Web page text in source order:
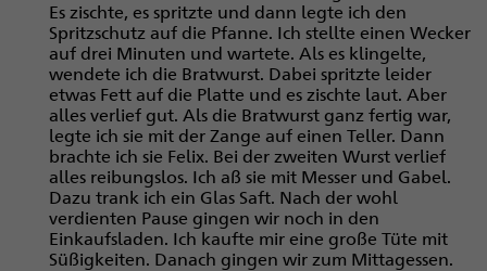
Es zischte, es spritzte und dann legte ich den
Spritzschutz auf die Pfanne. Ich stellte einen Wecker
auf drei Minuten und wartete. Als es klingelte,
wendete ich die Bratwurst. Dabei spritzte leider
etwas Fett auf die Platte und es zischte laut. Aber
alles verlief gut. Als die Bratwurst ganz fertig war,
legte ich sie mit der Zange auf einen Teller. Dann
brachte ich sie Felix. Bei der zweiten Wurst verlief
alles reibungslos. Ich aß sie mit Messer und Gabel.
Dazu trank ich ein Glas Saft. Nach der wohl
verdienten Pause gingen wir noch in den
Einkaufsladen. Ich kaufte mir eine große Tüte mit
Süßigkeiten. Danach gingen wir zum Mittagessen.